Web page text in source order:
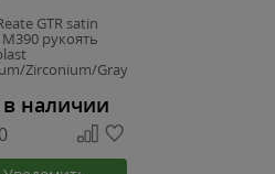
GTR satin
M390 рукоять
Zirconium/Gray
наличии